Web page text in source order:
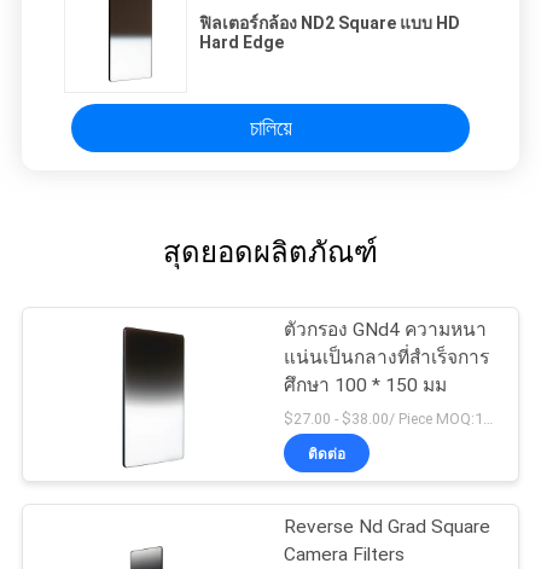
ฟิลเตอร์กล้อง ND2 Square แบบ HD
Hard Edge
চালিয়ে
สุดยอดผลิตภัณฑ์
ตัวกรอง GNd4 ความหนา
แน่นเป็นกลางที่สำเร็จการ
ศึกษา 100 * 150 มม
$27.00 - $38.00/ Piece MOQ:100
ติดต่อ
Reverse Nd Grad Square
Camera Filters